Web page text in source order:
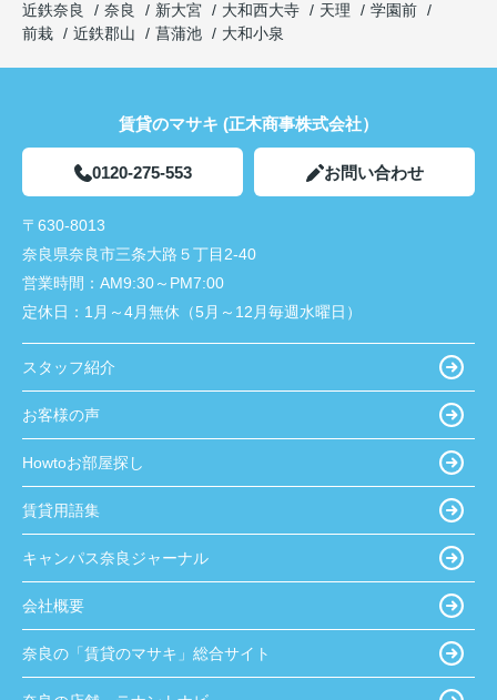
近鉄奈良
奈良 新大宮 大和西大寺 天理
学園前
前栽
近鉄郡山 菖蒲池 大和小泉
賃貸のマサキ (正木商事株式会社）
0120-275-553 お問い合わせ
〒630-8013
奈良県奈良市三条大路５丁目2-40
営業時間： AM9:30～PM7:00
定休日： 1月～4月無休（5月～12月毎週水曜日）
スタッフ紹介
お客様の声
Howtoお部屋探し
賃貸用語集
キャンパス奈良ジャーナル
会社概要
奈良の「賃貸のマサキ」総合サイト